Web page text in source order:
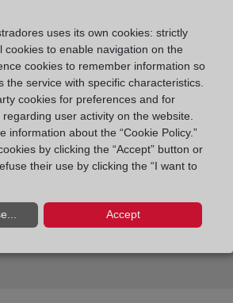
se permite la cancelación
mediante instancia
uses its own cookies: strictly
cookies to enable navigation on the
cookies to remember information so
the service with specific characteristics.
cookies for preferences and for
user activity on the website.
information about the “Cookie Policy.”
by clicking the “Accept” button or
their use by clicking the “I want to
Accept